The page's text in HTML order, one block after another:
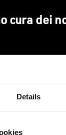
Details
cura dei
tempo